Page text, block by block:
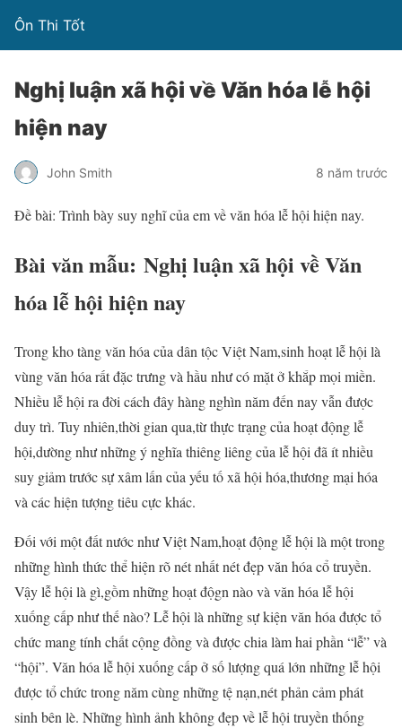
Ôn Thi Tốt
Nghị luận xã hội về Văn hóa lễ hội
hiện nay
John Smith 8 năm trước
Đề bài: Trình bày suy nghĩ của em về văn hóa lễ hội hiện nay.
Bài văn mẫu: Nghị luận xã hội về Văn
hóa lễ hội hiện nay
Trong kho tàng văn hóa của dân tộc Việt Nam,sinh hoạt lễ hội là
vùng văn hóa rất đặc trưng và hầu như có mặt ở khắp mọi miền.
Nhiều lễ hội ra đời cách đây hàng nghìn năm đến nay vẫn được
duy trì. Tuy nhiên,thời gian qua,từ thực trạng của hoạt động lễ
hội,dường như những ý nghĩa thiêng liêng của lễ hội đã ít nhiều
suy giảm trước sự xâm lấn của yếu tố xã hội hóa,thương mại hóa
và các hiện tượng tiêu cực khác.
Đối với một đất nước như Việt Nam,hoạt động lễ hội là một trong
những hình thức thể hiện rõ nét nhất nét đẹp văn hóa cổ truyền.
Vậy lễ hội là gì,gồm những hoạt độgn nào và văn hóa lễ hội
xuống cấp như thế nào? Lễ hội là những sự kiện văn hóa được tổ
chức mang tính chất cộng đồng và được chia làm hai phần “lễ” và
“hội”. Văn hóa lễ hội xuống cấp ở số lượng quá lớn những lễ hội
được tổ chức trong năm cùng những tệ nạn,nét phản cảm phát
sinh bên lè. Những hình ảnh không đẹp về lễ hội truyền thống